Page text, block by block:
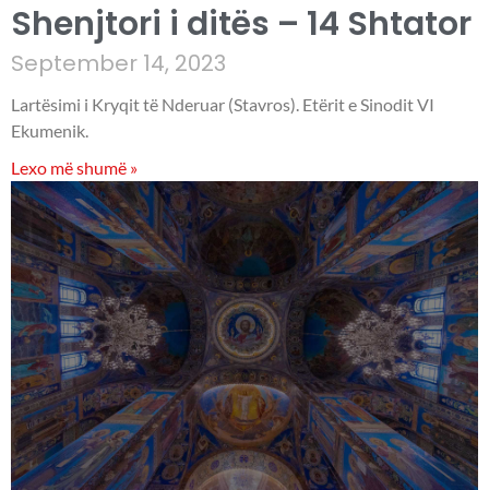
Shenjtori i ditës – 14 Shtator
September 14, 2023
Lartësimi i Kryqit të Nderuar (Stavros). Etërit e Sinodit VI
Ekumenik.
Lexo më shumë »